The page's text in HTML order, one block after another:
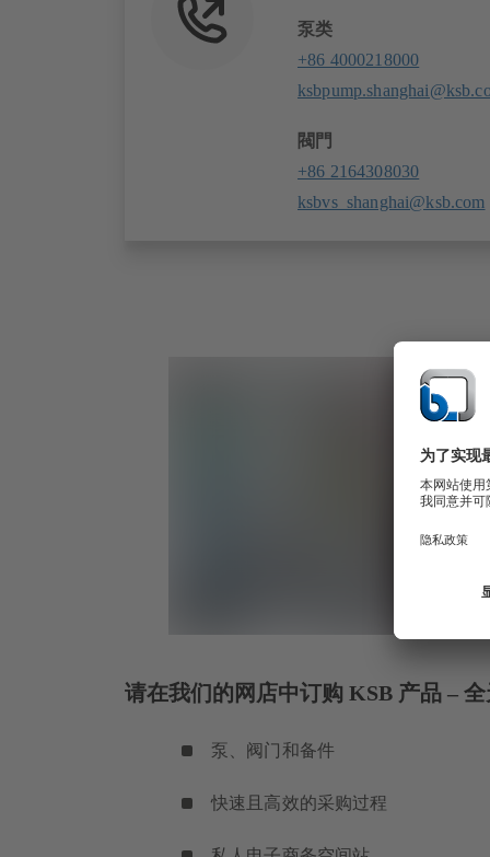
泵类
+86 4000218000
閥門
+86 2164308030
ksbvs_shanghai@ksb.com
请在我们的网店中订购 KSB 产品 –
泵、阀门和备件
快速且高效的采购过程